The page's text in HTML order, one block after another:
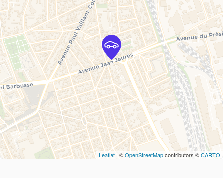
Leaflet | ©OpenStreetMapcontributors ©CARTO